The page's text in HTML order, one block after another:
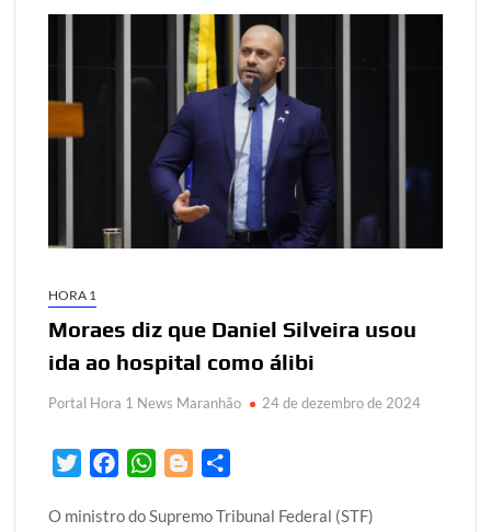
HORA 1
Moraes diz que Daniel Silveira usou
ida ao hospital como álibi
Portal Hora 1 News Maranhão 24 de dezembro de 2024
i
c
W
a
o
a
O ministro do Supremo Tribunal Federal (STF)